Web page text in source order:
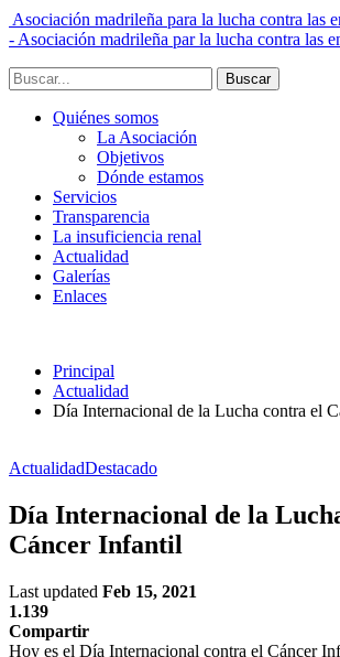
Asociación madrileña para la lucha contra las
- Asociación madrileña par la lucha contra las
Quiénes somos
La Asociación
Objetivos
Dónde estamos
Servicios
Transparencia
La insuficiencia renal
Actualidad
Galerías
Enlaces
Principal
Actualidad
Día Internacional de la Lucha contra el
ActualidadDestacado
Día Internacional de la
Cáncer Infantil
Last updated Feb 15, 2021
1.139
Compartir
Hoy es el Día Internacional contra el Cáncer